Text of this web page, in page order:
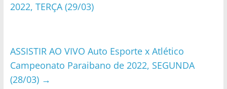
2022, TERÇA (29/03)
ASSISTIR AO VIVO Auto Esporte x Atlético
Campeonato Paraibano de 2022, SEGUNDA
(28/03) →